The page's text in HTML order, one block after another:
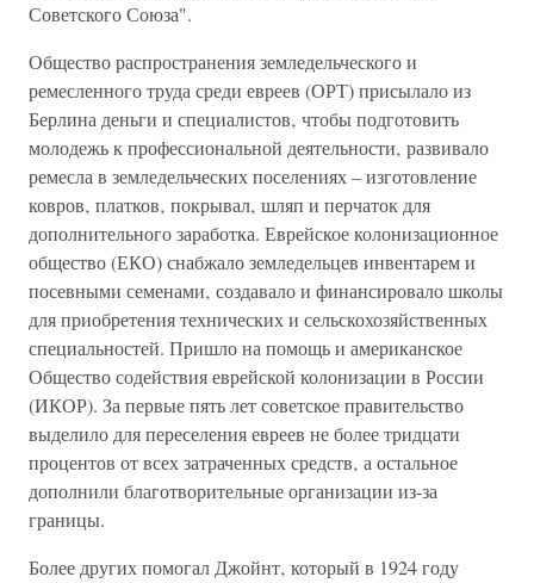
Советского Союза".
Общество распространения земледельческого и
ремесленного труда среди евреев (ОРТ) присылало из
Берлина деньги и специалистов‚ чтобы подготовить
молодежь к профессиональной деятельности‚ развивало
ремесла в земледельческих поселениях – изготовление
ковров‚ платков‚ покрывал‚ шляп и перчаток для
дополнительного заработка. Еврейское колонизационное
общество (ЕКО) снабжало земледельцев инвентарем и
посевными семенами‚ создавало и финансировало школы
для приобретения технических и сельскохозяйственных
специальностей. Пришло на помощь и американское
Общество содействия еврейской колонизации в России
(ИКОР). За первые пять лет советское правительство
выделило для переселения евреев не более тридцати
процентов от всех затраченных средств‚ а остальное
дополнили благотворительные организации из-за
границы.
Более других помогал Джойнт‚ который в 1924 году